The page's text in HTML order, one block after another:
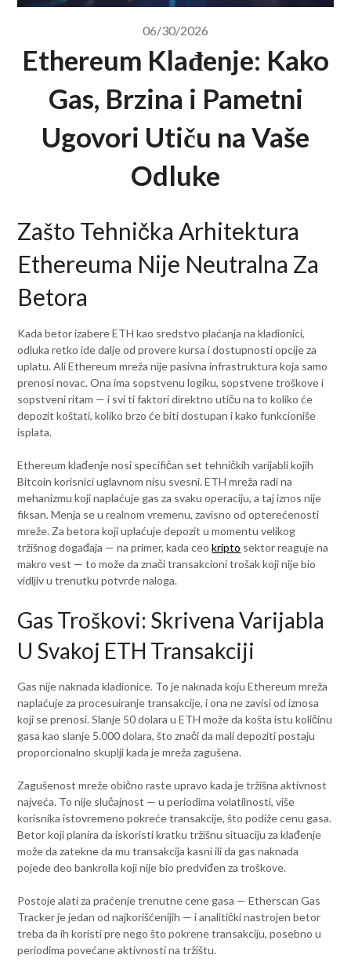
06/30/2026
Ethereum Klađenje: Kako
Gas, Brzina i Pametni
Ugovori Utiču na Vaše
Odluke
Zašto Tehnička Arhitektura
Ethereuma Nije Neutralna Za
Betora
Kada bеtor izabere ETH kao sredstvo plaćanja na kladionici,
odluka retko ide dalje od provere kursa i dostupnosti opcije za
uplatu. Ali Ethereum mreža nije pasivna infrastruktura koja samo
prenosi novac. Ona ima sopstvenu logiku, sopstvene troškove i
sopstveni ritam — i svi ti faktori direktno utiču na to koliko će
depozit koštati, koliko brzo će biti dostupan i kako funkcioniše
isplata.
Ethereum klađenje nosi specifičan set tehničkih varijabli kojih
Bitcoin korisnici uglavnom nisu svesni. ETH mreža radi na
mehanizmu koji naplaćuje gas za svaku operaciju, a taj iznos nije
fiksan. Menja se u realnom vremenu, zavisno od opterećenosti
mreže. Za betora koji uplaćuje depozit u momentu velikog
tržišnog događaja — na primer, kada ceokripto sektor reaguje na
makro vest — to može da znači transakcioni trošak koji nije bio
vidljiv u trenutku potvrde naloga.
Gas Troškovi: Skrivena Varijabla
U Svakoj ETH Transakciji
Gas nije naknada kladionice. To je naknada koju Ethereum mreža
naplaćuje za procesuiranje transakcije, i ona ne zavisi od iznosa
koji se prenosi. Slanje 50 dolara u ETH može da košta istu količinu
gasa kao slanje 5.000 dolara, što znači da mali depoziti postaju
proporcionalno skuplji kada je mreža zagušena.
Zagušenost mreže obično raste upravo kada je tržišna aktivnost
najveća. To nije slučajnost — u periodima volatilnosti, više
korisnika istovremeno pokreće transakcije, što podiže cenu gasa.
Bеtor koji planira da iskoristi kratku tržišnu situaciju za klađenje
može da zatekne da mu transakcija kasni ili da gas naknada
pojede deo bankrolla koji nije bio predviđen za troškove.
Postoje alati za praćenje trenutne cene gasa — Etherscan Gas
Tracker je jedan od najkorišćenijih — i analitički nastrojen bеtor
treba da ih koristi pre nego što pokrene transakciju, posebno u
periodima povećane aktivnosti na tržištu.